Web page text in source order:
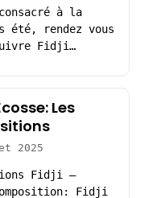
à la
été, rendez vous
Fidji…
Les
2025
Fidji –
Fidji